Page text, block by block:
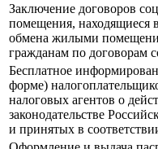
Заключение договоров
помещения, находящиеся
обмена жилыми
гражданам по договорам
Бесплатное
форме)
налоговых агентов о
законодательстве
и принятых в